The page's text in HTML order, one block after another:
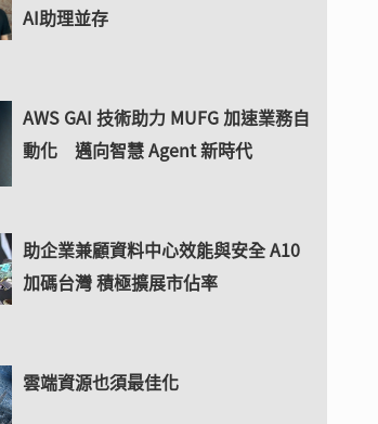
AI助理並存
AWS GAI 技術助力 MUFG 加速業務自
動化 邁向智慧 Agent 新時代
助企業兼顧資料中心效能與安全 A10
加碼台灣 積極擴展市佔率
雲端資源也須最佳化